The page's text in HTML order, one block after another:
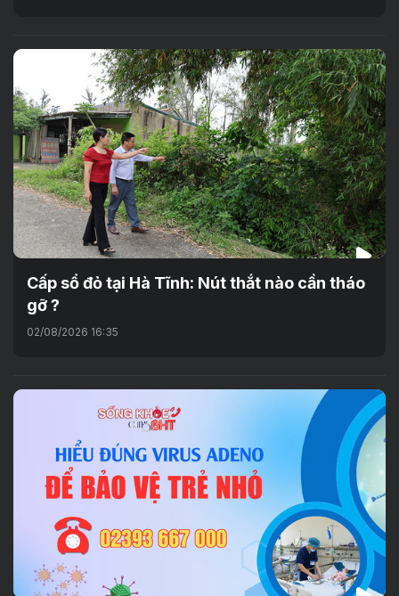
Cấp sổ đỏ tại Hà Tĩnh: Nút thắt nào cần tháo
gỡ ?
02/08/2026 16:35